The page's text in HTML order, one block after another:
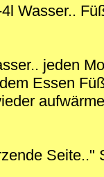
Wasser..
jeden
Essen
Seite.."